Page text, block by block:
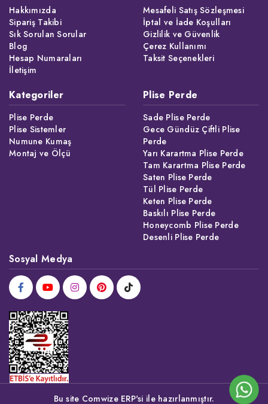
Hakkımızda
Sipariş Takibi
Sık Sorulan Sorular
Blog
Hesap Numaraları
İletişim
Kategoriler
Plise Perde
Plise Sistemler
Numune Kumaş
Montaj ve Ölçü
Plise Perde
Sade Plise Perde
Gece Gündüz Çiftli Plise
Perde
Yarı Karartma Plise Perde
Tam Karartma Plise Perde
Saten Plise Perde
Tül Plise Perde
Keten Plise Perde
Baskılı Plise Perde
Honeycomb Plise Perde
Desenli Plise Perde
Mesafeli Satış Sözleşmesi
İptal ve İade Koşulları
Gizlilik ve Güvenlik
Çerez Kullanımı
Taksit Seçenekleri
Sosyal Medya
Bu site Comwize ERP'si ile hazırlanmıştır.